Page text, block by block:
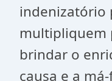
indenizatório
multipliquem
brindar o
causa e a